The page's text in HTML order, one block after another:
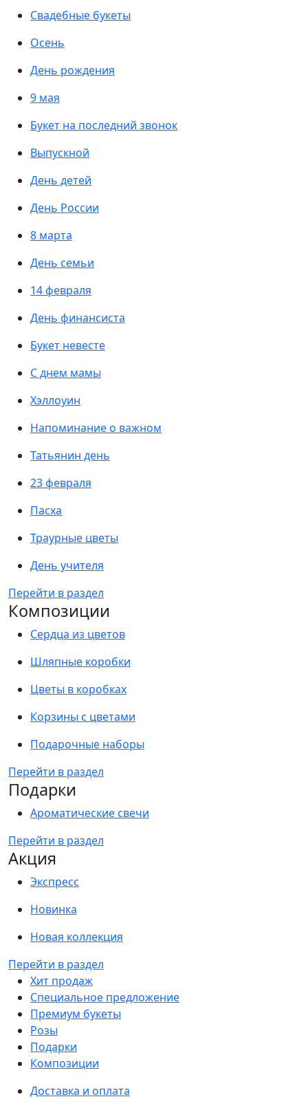
Свадебные букеты
Осень
День рождения
9 мая
Букет на последний звонок
Выпускной
День детей
День России
8 марта
День семьи
14 февраля
День финансиста
Букет невесте
С днем мамы
Хэллоуин
Напоминание о важном
Татьянин день
23 февраля
Пасха
Траурные цветы
День учителя
Перейти в раздел
Композиции
Сердца из цветов
Шляпные коробки
Цветы в коробках
Корзины с цветами
Подарочные наборы
Перейти в раздел
Подарки
Ароматические свечи
Перейти в раздел
Акция
Экспресс
Новинка
Новая коллекция
Перейти в раздел
Хит продаж
Специальное предложение
Премиум букеты
Розы
Подарки
Композиции
Доставка и оплата